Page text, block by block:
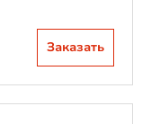
Заказать